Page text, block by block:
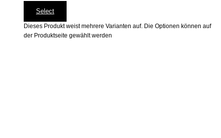
Select
Dieses Produkt weist mehrere Varianten auf. Die Optionen können auf
der Produktseite gewählt werden